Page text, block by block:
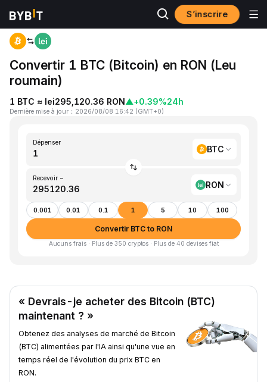
S’inscrire
Accueil
Convertir 1 BTC (Bitcoin) en RON (Leu
roumain)
1 BTC ≈ lei295,120.36 RON▲+0.39%24h
Dernière mise à jour ： 2026/08/08 16:42 (GMT+0)
Dépenser
BTC
Recevoir ~
RON
0.001 0.01 0.1 1 5 10 100
Convertir BTC to RON
Aucuns frais · Plus de 350 cryptos · Plus de 40 devises fiat
« Devrais-je acheter des Bitcoin (BTC)
maintenant ? »
Obtenez des analyses de marché de Bitcoin
(BTC) alimentées par l'IA ainsi qu'une vue en
temps réel de l'évolution du prix BTC en
RON.